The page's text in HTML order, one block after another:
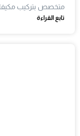
متخصص بتركيب
تابع القراءة